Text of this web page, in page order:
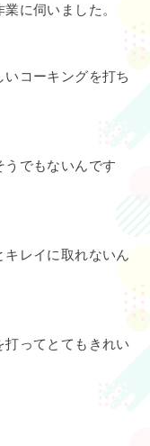
に伺いました。
コーキングを打ち
でもないんです
レイに取れないん
打ってとてもきれい